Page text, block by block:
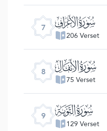
7 ﮓ
206 Verset
8 ﮔ
75 Verset
9 ﮕ
129 Verset